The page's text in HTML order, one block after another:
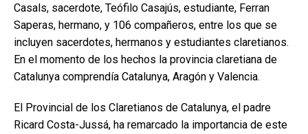
Casals, sacerdote, Teófilo Casajús, estudiante, Ferran
Saperas, hermano, y 106 compañeros, entre los que se
incluyen sacerdotes, hermanos y estudiantes claretianos.
En el momento de los hechos la provincia claretiana de
Catalunya comprendía Catalunya, Aragón y Valencia.
El Provincial de los Claretianos de Catalunya, el padre
Ricard Costa-Jussá, ha remarcado la importancia de este